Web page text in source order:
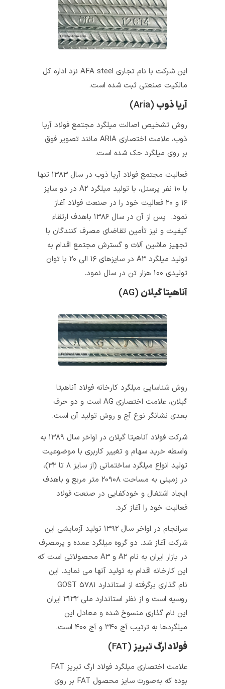
این شرکت با نام تجاری AFA steel نزد اداره کل
مالکیت صنعتی ثبت شده است.
(Aria)
روش تشخیص اصالت میلگرد مجتمع فولاد آریا
ذوب، علامت اختصاری ARIA مانند تصویر فوق
بر روی میلگرد حک شده است.
فعالیت مجتمع فولاد آریا ذوب در سال ۱۳۸۳ تنها
با ۱۰ نفر پرسنل، با تولید میلگرد A۲ در دو سایز
۱۶ و ۲۰ فعالیت خود را در صنعت فولاد آغاز
نمود. پس از آن در سال ۱۳۸۶ باهدف ارتقاء
کیفیت و نیز تأمین تقاضای مصرف کنندگان با
تجهیز ماشین آلات و گسترش مجتمع اقدام به
تولید میلگرد A۳ در سایزهای ۱۶ الی ۲۰ با توان
آناهیتا گیلان(AG)
روش شناسایی میلگرد کارخانه فولاد آناهیتا
گیلان، علامت اختصاری AG است و دو حرف
بعدی نشانگر نوع آج و روش تولید آن است.
شرکت فولاد آناهیتا گیلان در اواخر سال ۱۳۸۹ به‌
واسطه خرید سهام و تغییر کاربری با موضوعیت
تولید انواع میلگرد ساختمانی (از سایز ۸ تا ۳۲)،
در زمینی به مساحت ۲۰۹۰۸ متر مربع و باهدف
ایجاد اشتغال و خودکفایی در صنعت فولاد
فعالیت خود را آغاز کرد.
سرانجام در اواخر سال ۱۳۹۲ تولید آزمایشی این
شرکت آغاز شد. دو گروه میلگرد عمده و پرمصرف
در بازار ایران به نام A۲ و A۳ محصولاتی است که
این کارخانه اقدام به تولید آنها می‌ نماید. این
نام‌ گذاری برگرفته از استاندارد GOST ۵۷۸۱
روسیه است و از نظر استاندارد ملی ۳۱۳۲ ایران
این نام‌ گذاری منسوخ شده و معادل این
میلگردها به ترتیب آج ۳۴۰ و آج ۴۰۰ است.
فولاد ارگ تبریز(FAT)
علامت اختصاری میلگرد فولاد ارگ تبریز FAT
بوده که به‌صورت سایز محصول FAT بر روی